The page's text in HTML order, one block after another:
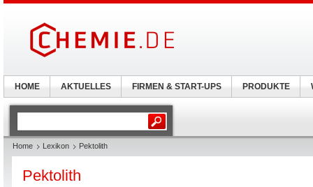
Home Lexikon Pektolith
Pektolith
HOME AKTUELLES FIRMEN & START-UPS PRODUKTE